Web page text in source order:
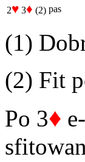
2♥ 3♦ (2) pas
(1)
(2) Fit
Po 3♦